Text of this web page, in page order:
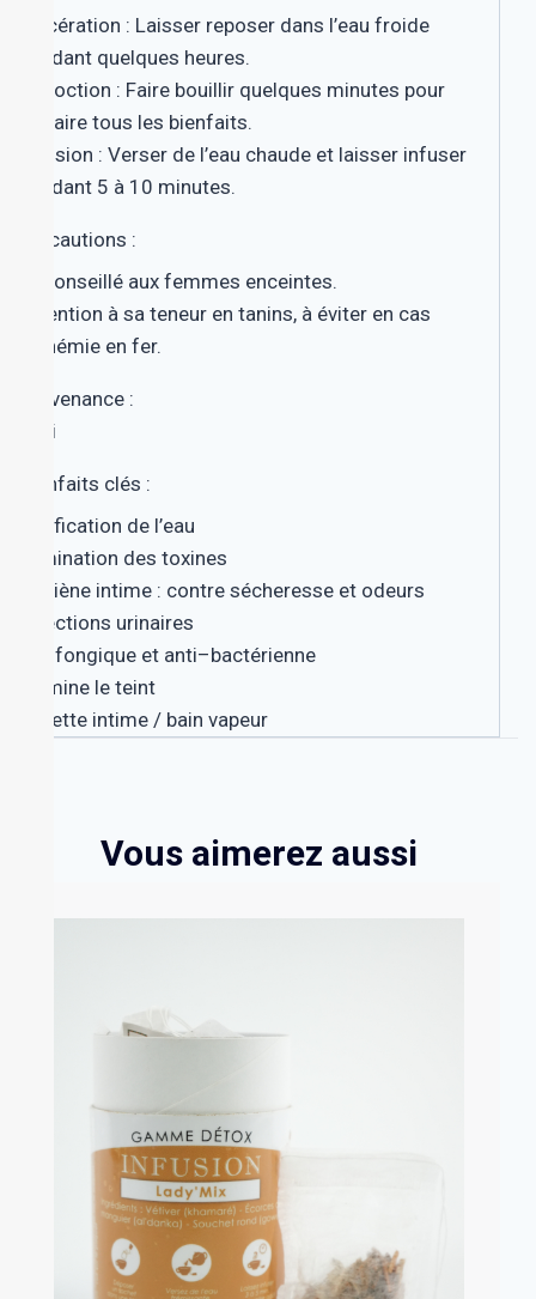
Macération : Laisser reposer dans l’eau froide
pendant quelques heures.
Décoction : Faire bouillir quelques minutes pour
extraire tous les bienfaits.
Infusion : Verser de l’eau chaude et laisser infuser
pendant 5 à 10 minutes.
Précautions :
Déconseillé aux femmes enceintes.
Attention à sa teneur en tanins, à éviter en cas
d’anémie en fer.
Provenance :
Mali
Bienfaits clés :
urification de l’eau
limination des toxines
ygiène intime : contre sécheresse et odeurs
nfections urinaires
ntifongique et anti–bactérienne
llumine le teint
oilette intime / bain vapeur
Vous aimerez aussi